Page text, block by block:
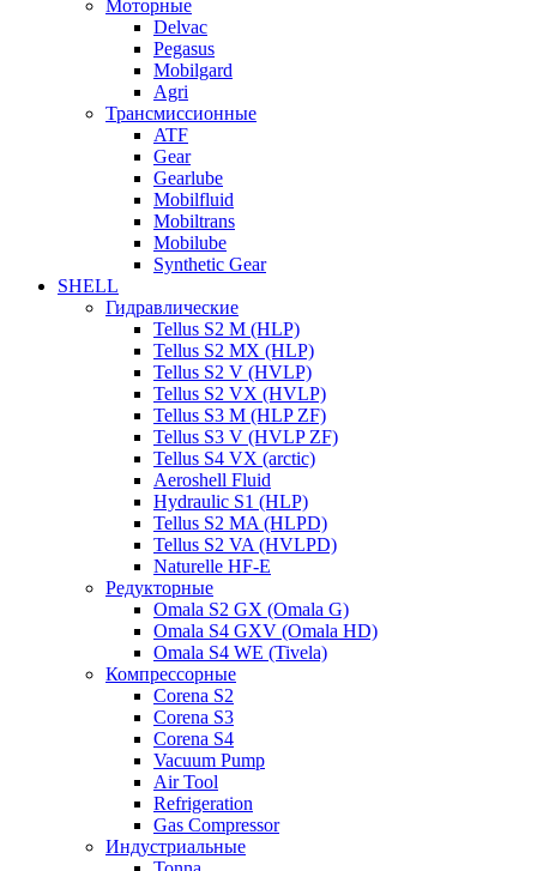
Моторные
Delvac
Pegasus
Mobilgard
Agri
Трансмиссионные
ATF
Gear
Gearlube
Mobilfluid
Mobiltrans
Mobilube
Synthetic Gear
SHELL
Гидравлические
Tellus S2 M (HLP)
Tellus S2 MХ (HLP)
Tellus S2 V (HVLP)
Tellus S2 VX (HVLP)
Tellus S3 M (HLP ZF)
Tellus S3 V (HVLP ZF)
Tellus S4 VX (arctic)
Aeroshell Fluid
Hydraulic S1 (HLP)
Tellus S2 MA (HLPD)
Tellus S2 VA (HVLPD)
Naturelle HF-E
Редукторные
Omala S2 GX (Omala G)
Omala S4 GXV (Omala HD)
Omala S4 WE (Tivela)
Компрессорные
Corena S2
Corena S3
Corena S4
Vacuum Pump
Air Tool
Refrigeration
Gas Compressor
Индустриальные